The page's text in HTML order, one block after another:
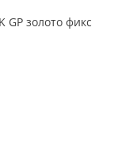
золото фикс